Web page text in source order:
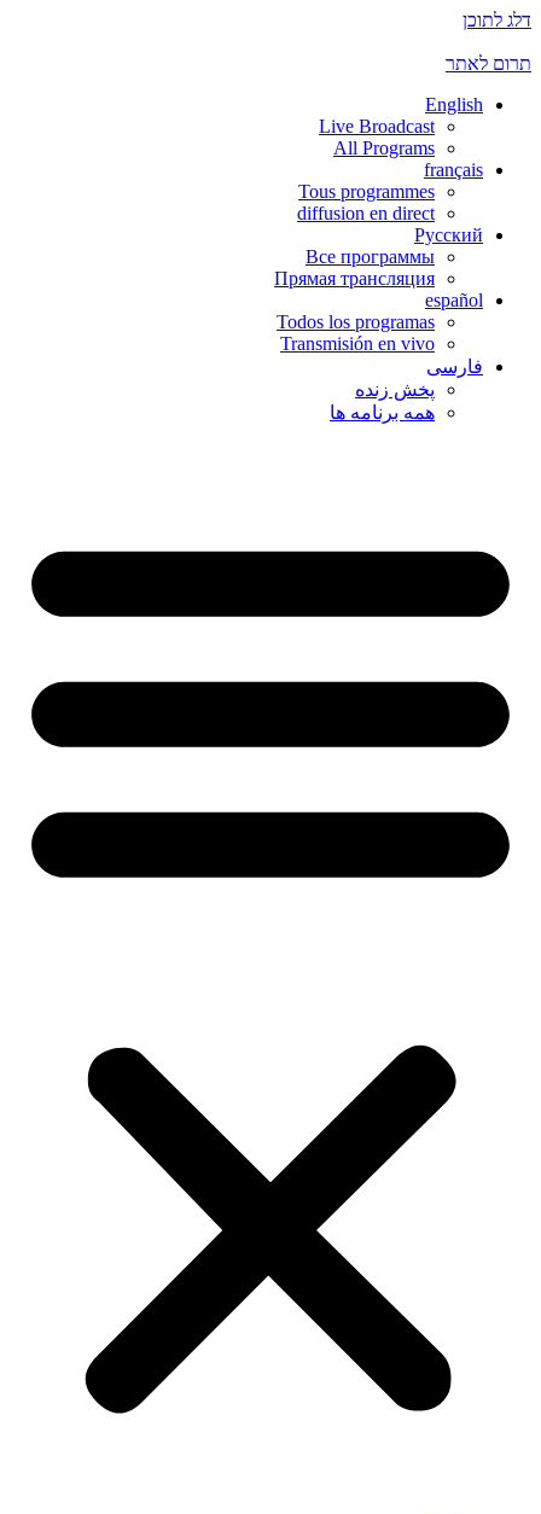
דלג לתוכן
תרום לאתר
English
Live Broadcast
All Programs
français
Tous programmes
diffusion en direct
Русский
Все программы
Прямая трансляция
español
Todos los programas
Transmisión en vivo
فارسی
پخش زنده
همه برنامه ها